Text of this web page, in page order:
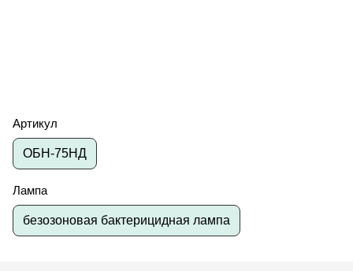
Артикул
ОБН-75НД
Лампа
безозоновая бактерицидная лампа